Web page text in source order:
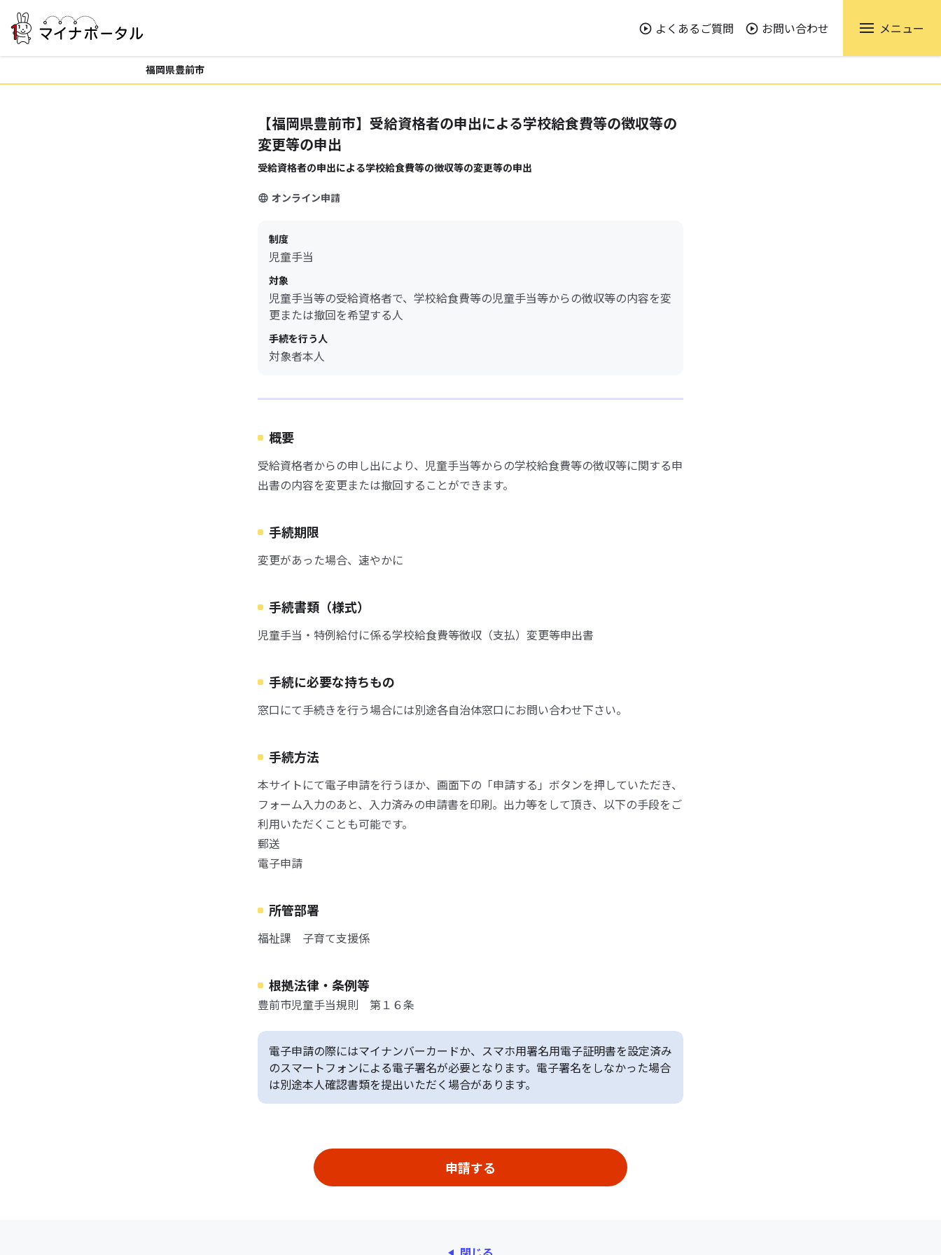
よくあるご質問 お問い合わせ メニュー
福岡県豊前市
【福岡県豊前市】受給資格者の申出による学校給食費等の徴収等の
変更等の申出
受給資格者の申出による学校給食費等の徴収等の変更等の申出
オンライン申請
制度
児童手当
対象
児童手当等の受給資格者で、学校給食費等の児童手当等からの徴収等の内容を変
更または撤回を希望する人
手続を行う人
対象者本人
概要
受給資格者からの申し出により、児童手当等からの学校給食費等の徴収等に関する申
出書の内容を変更または撤回することができます。
手続期限
変更があった場合、速やかに
手続書類（様式）
児童手当・特例給付に係る学校給食費等徴収（支払）変更等申出書
手続に必要な持ちもの
窓口にて手続きを行う場合には別途各自治体窓口にお問い合わせ下さい。
手続方法
本サイトにて電子申請を行うほか、画面下の「申請する」ボタンを押していただき、
フォーム入力のあと、入力済みの申請書を印刷。出力等をして頂き、以下の手段をご
利用いただくことも可能です。
郵送
電子申請
所管部署
福祉課 子育て支援係
根拠法律・条例等
豊前市児童手当規則 第１６条
電子申請の際にはマイナンバーカードか、スマホ用署名用電子証明書を設定済み
のスマートフォンによる電子署名が必要となります。電子署名をしなかった場合
は別途本人確認書類を提出いただく場合があります。